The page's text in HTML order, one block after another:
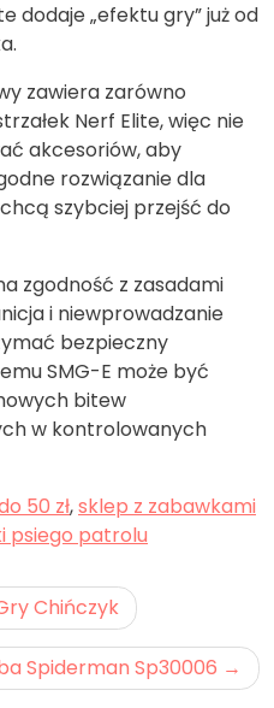
dodaje „efektu gry” już od
zawiera zarówno
Nerf Elite, więc nie
akcesoriów, aby
rozwiązanie dla
szybciej przejść do
zgodność z zasadami
i niewprowadzanie
bezpieczny
SMG-E może być
bitew
w kontrolowanych
50 zł,sklep z zabawkami
psiego patrolu
Chińczyk
Spiderman Sp30006